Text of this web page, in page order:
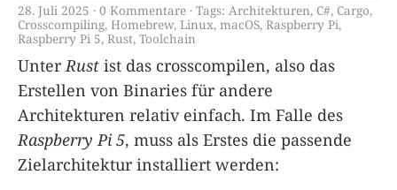
28. Juli 2025 0 Kommentare Tags: Architekturen, C#, Cargo,
Crosscompiling, Homebrew, Linux, macOS, Raspberry Pi,
Raspberry Pi 5, Rust, Toolchain
Unter Rust ist das crosscompilen, also das
Erstellen von Binaries für andere
Architekturen relativ einfach. Im Falle des
Raspberry Pi 5, muss als Erstes die passende
Zielarchitektur installiert werden: